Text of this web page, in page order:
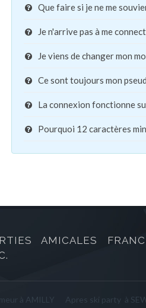
Que faire si je ne me
Je n'arrive pas à me
Je viens de changer mon
Ce sont toujours mon
La connexion fonctionne
Pourquoi 12 caractères
AMICALES
à AMILLY
Apres ski party à